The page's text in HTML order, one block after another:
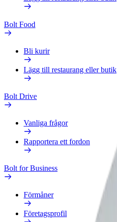
Bolt Food
Bli kurir
Lägg till restaurang eller butik
Bolt Drive
Vanliga frågor
Rapportera ett fordon
Bolt for Business
Förmåner
Företagsprofil